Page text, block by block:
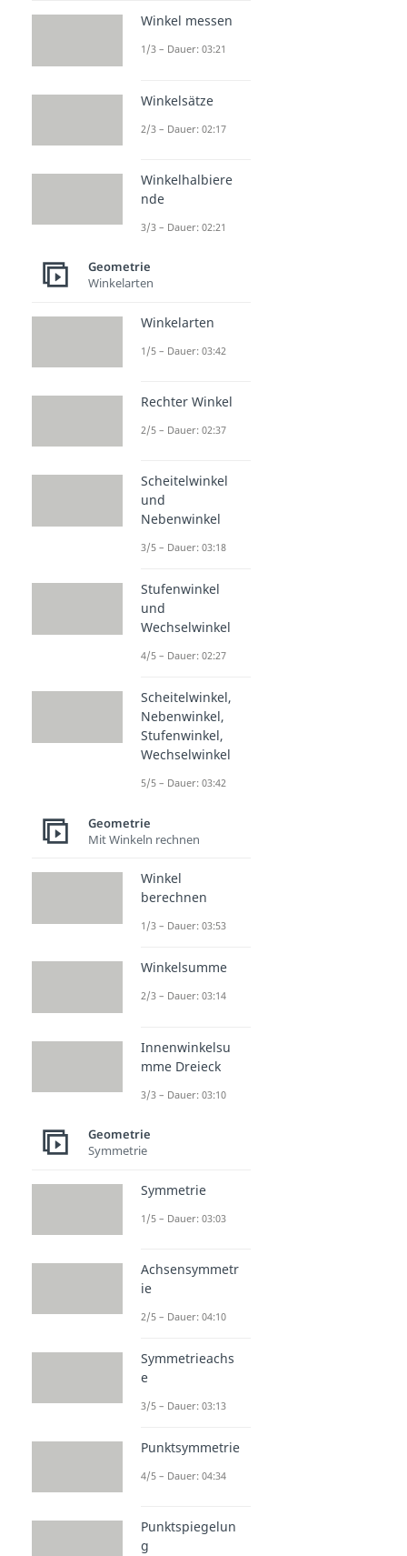
Winkel messen
1/3 – Dauer: 03:21
Winkelsätze
2/3 – Dauer: 02:17
Winkelhalbiere
nde
3/3 – Dauer: 02:21
Geometrie
Winkelarten
Winkelarten
1/5 – Dauer: 03:42
Rechter Winkel
2/5 – Dauer: 02:37
Scheitelwinkel
und
Nebenwinkel
3/5 – Dauer: 03:18
Stufenwinkel
und
Wechselwinkel
4/5 – Dauer: 02:27
Scheitelwinkel,
Nebenwinkel,
Stufenwinkel,
Wechselwinkel
5/5 – Dauer: 03:42
Geometrie
Mit Winkeln rechnen
Winkel
berechnen
1/3 – Dauer: 03:53
Winkelsumme
2/3 – Dauer: 03:14
Innenwinkelsu
mme Dreieck
3/3 – Dauer: 03:10
Geometrie
Symmetrie
Symmetrie
1/5 – Dauer: 03:03
Achsensymmetr
ie
2/5 – Dauer: 04:10
Symmetrieachs
e
3/5 – Dauer: 03:13
Punktsymmetrie
4/5 – Dauer: 04:34
Punktspiegelun
g